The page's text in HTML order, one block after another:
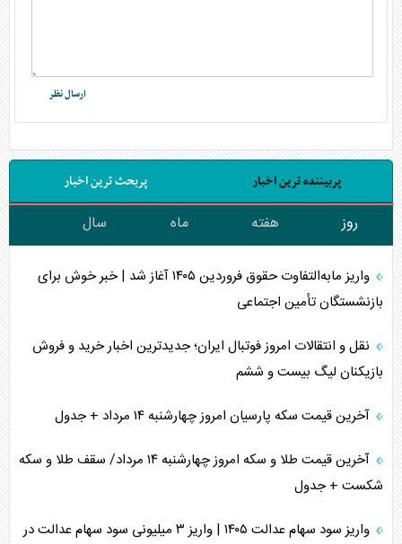
پربیننده ترین اخبار پربحث ترین اخبار
روز هفته ماه سال
واریز مابه‌التفاوت حقوق فروردین ۱۴۰۵ آغاز شد | خبر خوش برای
بازنشستگان تأمین اجتماعی
نقل و انتقالات امروز فوتبال ایران؛ جدیدترین اخبار خرید و فروش
بازیکنان لیگ بیست و ششم
آخرین قیمت سکه پارسیان امروز چهارشنبه ۱۴ مرداد + جدول
آخرین قیمت طلا و سکه امروز چهارشنبه ۱۴ مرداد/ سقف طلا و سکه
شکست + جدول
واریز سود سهام عدالت ۱۴۰۵ | واریز ۳ میلیونی سود سهام عدالت در